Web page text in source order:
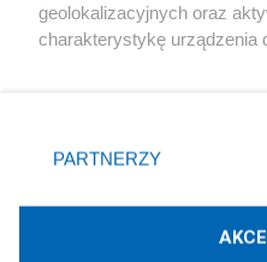
geolokalizacyjnych oraz
charakterystykę urządzenia
zmienić/wycofać klikając
znajdujący się w lewym
rodzaje przetwarzania
użytkownika, ale masz
przetwarzaniu. Preferencje
PARTNERZY